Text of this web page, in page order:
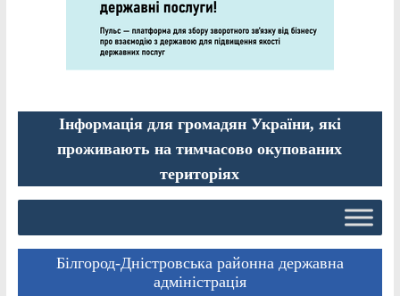
Інформація для громадян України, які
проживають на тимчасово окупованих
територіях
Білгород-Дністровська районна державна
адміністрація